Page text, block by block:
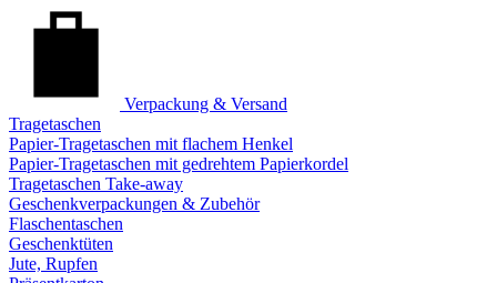
Verpackung & Versand
Tragetaschen
Papier-Tragetaschen mit flachem Henkel
Papier-Tragetaschen mit gedrehtem Papierkordel
Tragetaschen Take-away
Geschenkverpackungen & Zubehör
Flaschentaschen
Geschenktüten
Jute, Rupfen